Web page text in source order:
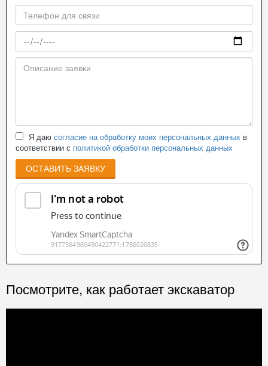
Я даю согласие на обработку моих персональных данных в
соответствии с политикой обработки персональных данных
ОСТАВИТЬ ЗАЯВКУ
Посмотрите, как работает экскаватор